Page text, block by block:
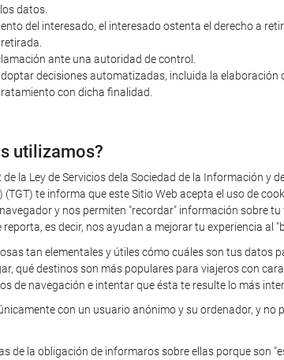
datos.
del interesado, el interesado ostenta el derecho a
ante una autoridad de control.
decisiones automatizadas, incluida la
con dicha finalidad.
utilizamos?
la Ley de Servicios dela Sociedad de la Información y
(TGT) te informa que este Sitio Web acepta el uso de
navegador y nos permiten "recordar" información
es decir, nos ayudan a mejorar tu experiencia al
tan elementales y útiles cómo cuáles son tus
qué destinos son más populares para viajeros con
de navegación e intentar que ésta te resulte lo más
con un usuario anónimo y su ordenador, y
de la obligación de informaros sobre ellas porque son